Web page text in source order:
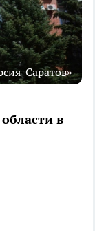
Саратов»
в